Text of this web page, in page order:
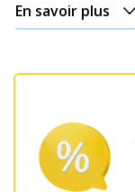
En savoir plus